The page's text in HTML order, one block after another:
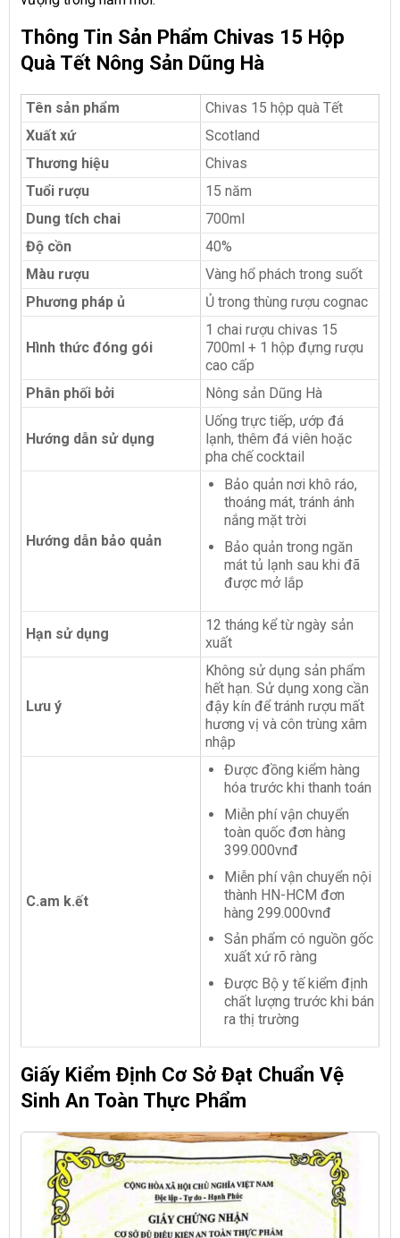
Thông Tin Sản Phẩm Chivas 15 Hộp
Quà Tết Nông Sản Dũng Hà
Tên sản phẩm
Chivas 15 hộp quà Tết
Xuất xứ
Scotland
Thương hiệu
Chivas
Tuổi rượu
15 năm
Dung tích chai
700ml
Độ cồn
40%
Màu rượu
Vàng hổ phách trong suốt
Phương pháp ủ
Ủ trong thùng rượu cognac
Hình thức đóng gói
1 chai rượu chivas 15
700ml + 1 hộp đựng rượu
cao cấp
Phân phối bởi
Nông sản Dũng Hà
Hướng dẫn sử dụng
Uống trực tiếp, ướp đá
lạnh, thêm đá viên hoặc
pha chế cocktail
Hướng dẫn bảo quản
Bảo quản nơi khô ráo,
thoáng mát, tránh ánh
nắng mặt trời
Bảo quản trong ngăn
mát tủ lạnh sau khi đã
được mở lắp
Hạn sử dụng
12 tháng kể từ ngày sản
xuất
Lưu ý
Không sử dụng sản phẩm
hết hạn. Sử dụng xong cần
đậy kín để tránh rượu mất
hương vị và côn trùng xâm
nhập
C.am k.ết
Được đồng kiểm hàng
hóa trước khi thanh toán
Miễn phí vận chuyển
toàn quốc đơn hàng
399.000vnđ
Miễn phí vận chuyển nội
thành HN-HCM đơn
hàng 299.000vnđ
Sản phẩm có nguồn gốc
xuất xứ rõ ràng
Được Bộ y tế kiểm định
chất lượng trước khi bán
ra thị trường
Giấy Kiểm Định Cơ Sở Đạt Chuẩn Vệ
Sinh An Toàn Thực Phẩm